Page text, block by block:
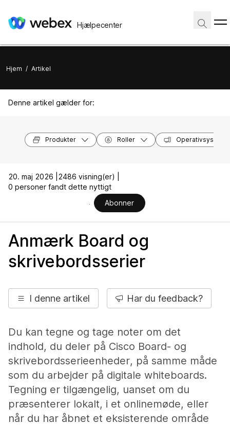
Hjælpecenter
Hjem / Artikel
Denne artikel gælder for:
Produkter Roller
20. maj 2026 |
2486 visning(er) |
0 personer fandt dette nyttigt
Abonner
Anmærk Board og
skrivebordsserier
I denne artikel Har du feedback?
Du kan tegne og tage noter om det
indhold, du deler på Cisco Board- og
skrivebordsserieenheder, på samme måde
som du arbejder på digitale whiteboards.
Tegning er tilgængelig, uanset om du
præsenterer lokalt, i et onlinemøde, eller
når du har åbnet et eksisterende område